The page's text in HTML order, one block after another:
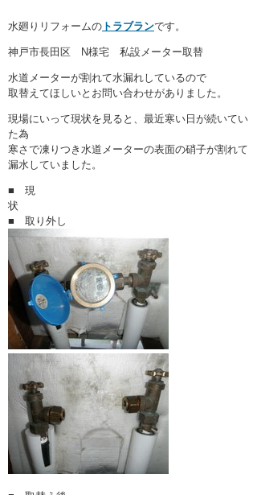
水廻りリフォームの トラブランです。
神戸市長田区 N様宅 私設メーター取替
水道メーターが割れて水漏れしているので
取替えてほしいとお問い合わせがありました。
現場にいって現状を見ると、最近寒い日が続いてい
た為
寒さで凍りつき水道メーターの表面の硝子が割れて
漏水していました。
■ 現
■ 取り外し